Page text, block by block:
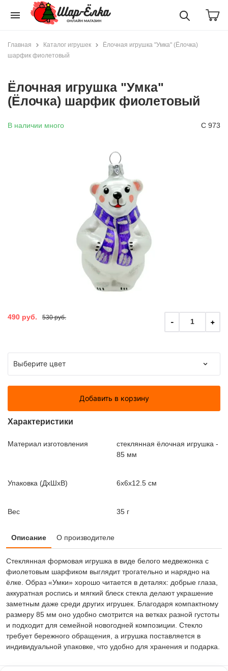
menu
Главная Каталог игрушек
Ёлочная игрушка "Умка" (Ёлочка)
шарфик фиолетовый
Ёлочная игрушка "Умка"
(Ёлочка) шарфик фиолетовый
В наличии много С 973
490 руб. 530 руб. - 1 +
Добавить в корзину
Характеристики
Материал изготовления
стеклянная ёлочная игрушка -
85 мм
Упаковка (ДxШxВ) 6x6x12.5 см
Вес 35 г
Описание О производителе
Стеклянная формовая игрушка в виде белого медвежонка с
фиолетовым шарфиком выглядит трогательно и нарядно на
ёлке. Образ «Умки» хорошо читается в деталях: добрые глаза,
аккуратная роспись и мягкий блеск стекла делают украшение
заметным даже среди других игрушек. Благодаря компактному
размеру 85 мм оно удобно смотрится на ветках разной густоты
и подходит для семейной новогодней композиции. Стекло
требует бережного обращения, а игрушка поставляется в
индивидуальной упаковке, что удобно для хранения и подарка.